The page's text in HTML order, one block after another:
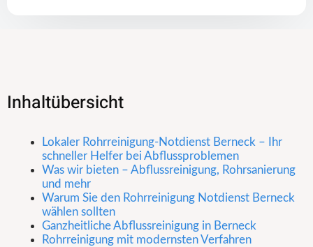
Inhaltübersicht
Lokaler Rohrreinigung-Notdienst Berneck – Ihr
schneller Helfer bei Abflussproblemen
Was wir bieten – Abflussreinigung, Rohrsanierung
und mehr
Warum Sie den Rohrreinigung Notdienst Berneck
wählen sollten
Ganzheitliche Abflussreinigung in Berneck
Rohrreinigung mit modernsten Verfahren